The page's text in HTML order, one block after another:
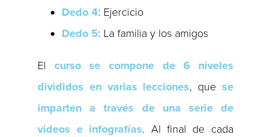
Dedo 4: Ejercicio
Dedo 5: La familia y los amigos
El curso se compone de 6 niveles
divididos en varias lecciones, que se
imparten a través de una serie de
videos e infografías. Al final de cada